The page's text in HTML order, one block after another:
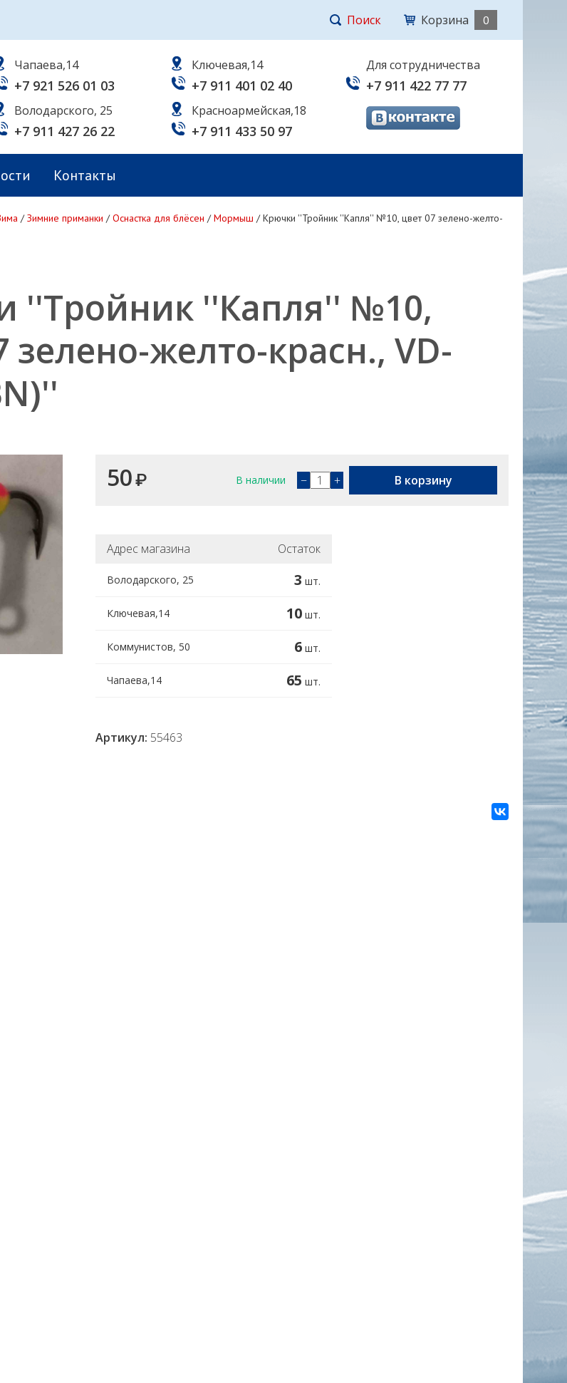
Поиск Корзина 0
Чапаева,14
+7 921 526 01 03
Володарского, 25
+7 911 427 26 22
Ключевая,14
+7 911 401 02 40
Красноармейская,18
+7 911 433 50 97
Для сотрудничества
+7 911 422 77 77
Контакты
/Зимние приманки /Оснастка для блёсен /Мормыш /Крючки ''Тройник ''Капля'' №10, цвет 07 зелено-желто-
''Тройник ''Капля'' №10,
зелено-желто-красн., VD-
50₽ В наличии − + В корзину
Адрес магазина Остаток
Володарского, 25 3 шт.
Ключевая,14 10 шт.
Коммунистов, 50 6 шт.
Чапаева,14 65 шт.
Артикул: 55463